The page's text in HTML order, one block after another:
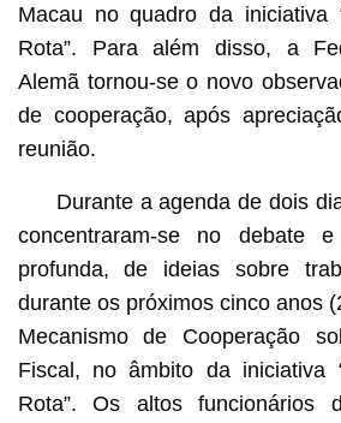
Macau no quadro da iniciativa
Rota”. Para além disso, a
Alemã tornou-se o novo
de cooperação, após
reunião.
Durante a agenda de dois
concentraram-se no debate
profunda, de ideias sobre
durante os próximos cinco anos
Mecanismo de Cooperação
Fiscal, no âmbito da iniciativa
Rota”. Os altos funcionários